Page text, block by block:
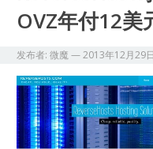
OVZ年付12美
发布者:微魔—2013年12月29日